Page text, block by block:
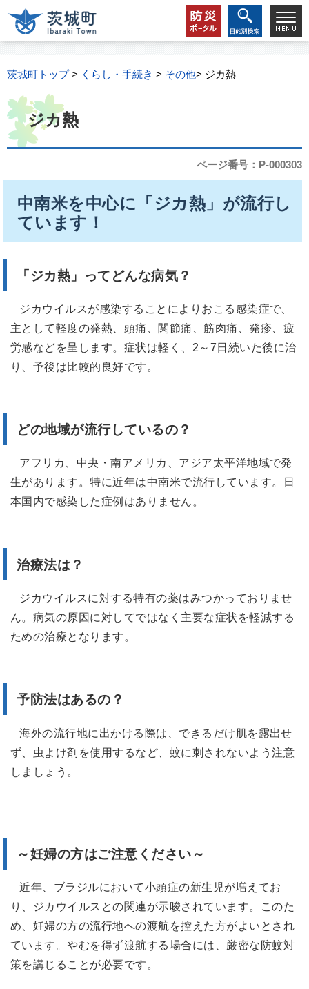
茨城町トップ> くらし・手続き > その他> ジカ熱
ジカ熱
ページ番号：P-000303
中南米を中心に「ジカ熱」が流行し
ています！
「ジカ熱」ってどんな病気？
ジカウイルスが感染することによりおこる感染症で、
主として軽度の発熱、頭痛、関節痛、筋肉痛、発疹、疲
労感などを呈します。症状は軽く、2～7日続いた後に治
り、予後は比較的良好です。
どの地域が流行しているの？
アフリカ、中央・南アメリカ、アジア太平洋地域で発
生があります。特に近年は中南米で流行しています。日
本国内で感染した症例はありません。
治療法は？
ジカウイルスに対する特有の薬はみつかっておりませ
ん。病気の原因に対してではなく主要な症状を軽減する
ための治療となります。
予防法はあるの？
海外の流行地に出かける際は、できるだけ肌を露出せ
ず、虫よけ剤を使用するなど、蚊に刺されないよう注意
しましょう。
～妊婦の方はご注意ください～
近年、ブラジルにおいて小頭症の新生児が増えてお
り、ジカウイルスとの関連が示唆されています。このた
め、妊婦の方の流行地への渡航を控えた方がよいとされ
ています。やむを得ず渡航する場合には、厳密な防蚊対
策を講じることが必要です。